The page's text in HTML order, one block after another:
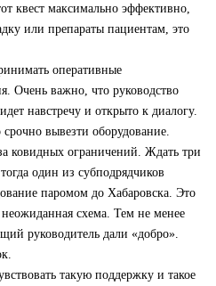
квест максимально эффективно,
или препараты пациентам, это
оперативные
Очень важно, что руководство
навстречу и открыто к диалогу.
вывезти оборудование.
ковидных ограничений. Ждать три
один из субподрядчиков
паромом до Хабаровска. Это
схема. Тем не менее
руководитель дали «добро».
такую поддержку и такое